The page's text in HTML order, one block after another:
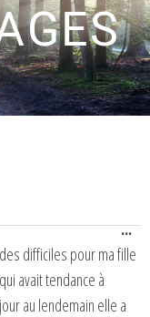
difficiles pour ma fille
avait tendance à
au lendemain elle a
...